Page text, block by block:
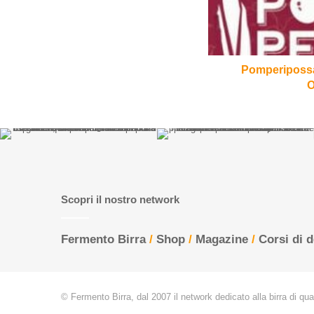
Omnipollo
Scopri il nostro network
Fermento Birra/ Shop / Magazine / Corsi di
© Fermento Birra, dal 2007 il network dedicato alla birra di